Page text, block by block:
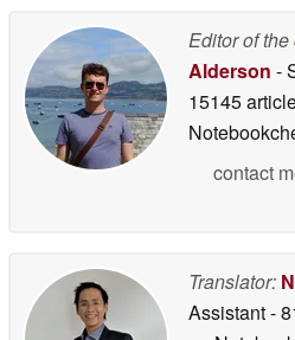
Editor of the
Alderson -
15145
contact
Translator:
Assistant-